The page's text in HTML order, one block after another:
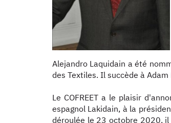
Alejandro Laquidain a été
des Textiles. Il succède à
Le COFREET a le plaisir
espagnol Lakidain, à la
déroulée le 23 octobre 2020,